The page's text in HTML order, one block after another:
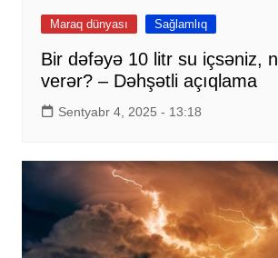
Maraq dünyası Sağlamlıq
Bir dəfəyə 10 litr su içsəniz,
verər? – Dəhşətli açıqlama
Sentyabr 4, 2025 - 13:18